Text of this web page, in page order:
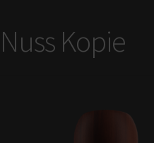
Nuss Kopie